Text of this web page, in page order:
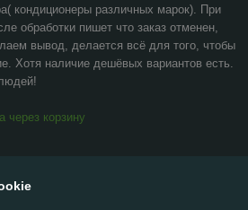
кондиционеры различных марок). При
обработки пишет что заказ отменен,
вывод, делается всё для того, чтобы
Хотя наличие дешёвых вариантов есть.
через корзину